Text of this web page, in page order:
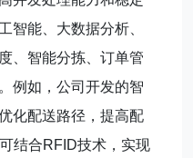
智能、大数据分析、
、智能分拣、订单管
例如，公司开发的智
化配送路径，提高配
结合RFID技术，实现